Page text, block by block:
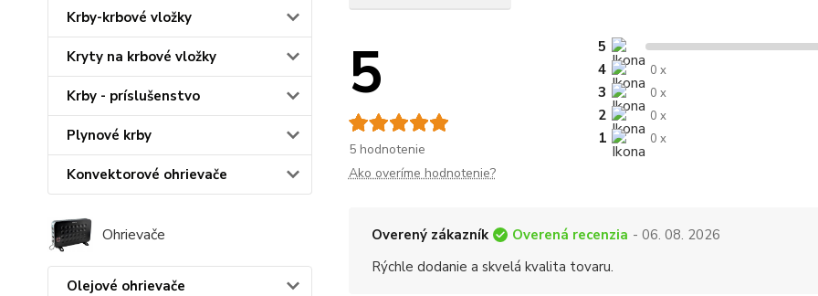
Krby-krbové vložky
Kryty na krbové vložky
Krby - príslušenstvo
Plynové krby
Konvektorové ohrievače
Ohrievače
Olejové ohrievače
5
5 hodnotenie
5
4
0 x
3 0 x
2 0 x
1 0 x
Ako overíme hodnotenie?
Overený zákazník Overená recenzia - 06. 08. 2026
Rýchle dodanie a skvelá kvalita tovaru.